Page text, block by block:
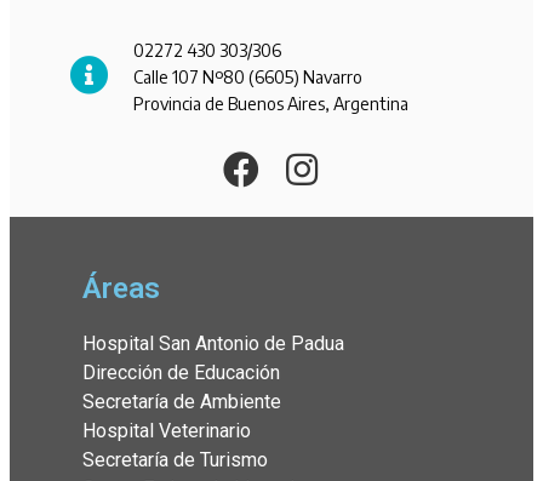
02272 430 303/306
Calle 107 Nº80 (6605) Navarro
Provincia de Buenos Aires, Argentina
Áreas
Hospital San Antonio de Padua
Dirección de Educación
Secretaría de Ambiente
Hospital Veterinario
Secretaría de Turismo